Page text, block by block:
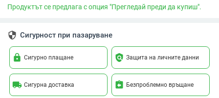
Продуктът се предлага с опция "Прегледай преди да купиш".
security Сигурност при пазаруване
lock Сигурно плащане policy Защита на личните данни
local_shipping Сигурна доставка assignment_return Безпроблемно връщане